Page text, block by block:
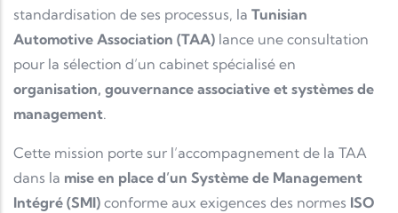
standardisation de ses processus, la Tunisian
Automotive Association (TAA) lance une consultation
pour la sélection d’un cabinet spécialisé en
organisation, gouvernance associative et systèmes de
management.
Cette mission porte sur l’accompagnement de la TAA
dans la mise en place d’un Système de Management
Intégré (SMI) conforme aux exigences des normes ISO